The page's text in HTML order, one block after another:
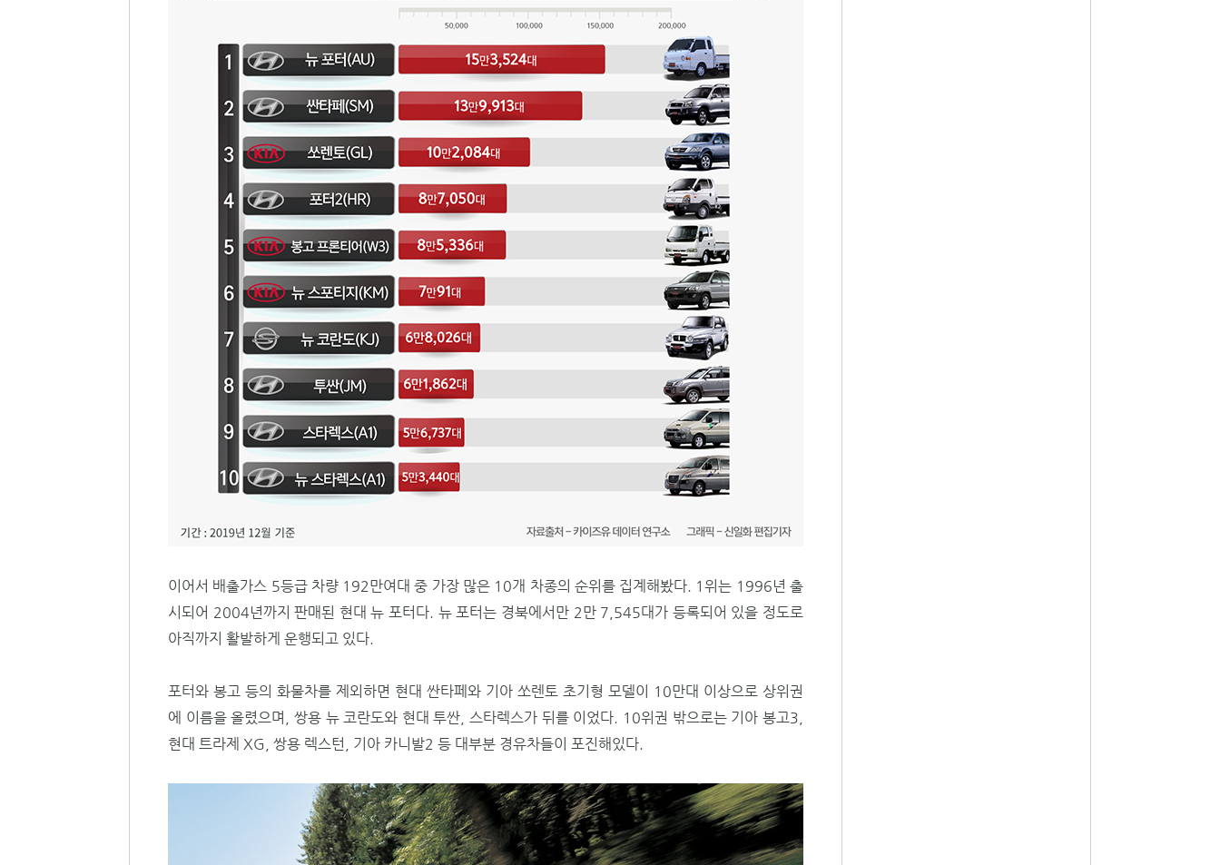
이어서 배출가스 5등급 차량 192만여대 중 가장 많은 10개 차종의 순위를 집계해봤다. 1위는 1996년 출
시되어 2004년까지 판매된 현대 뉴 포터다. 뉴 포터는 경북에서만 2만 7,545대가 등록되어 있을 정도로
아직까지 활발하게 운행되고 있다.
포터와 봉고 등의 화물차를 제외하면 현대 싼타페와 기아 쏘렌토 초기형 모델이 10만대 이상으로 상위권
에 이름을 올렸으며, 쌍용 뉴 코란도와 현대 투싼, 스타렉스가 뒤를 이었다. 10위권 밖으로는 기아 봉고3,
현대 트라제 XG, 쌍용 렉스턴, 기아 카니발2 등 대부분 경유차들이 포진해있다.